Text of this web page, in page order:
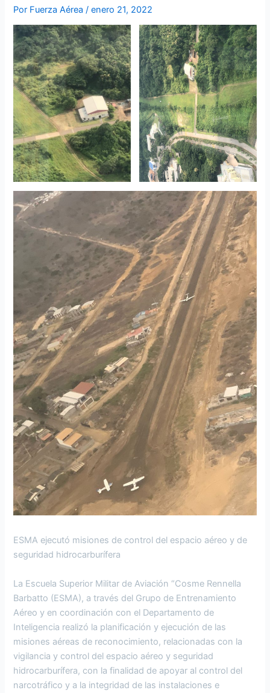
Por Fuerza Aérea/enero 21, 2022
ESMA ejecutó misiones de control del espacio aéreo y de
seguridad hidrocarburífera
La Escuela Superior Militar de Aviación “Cosme Rennella
Barbatto (ESMA), a través del Grupo de Entrenamiento
Aéreo y en coordinación con el Departamento de
Inteligencia realizó la planificación y ejecución de las
misiones aéreas de reconocimiento, relacionadas con la
vigilancia y control del espacio aéreo y seguridad
hidrocarburífera, con la finalidad de apoyar al control del
narcotráfico y a la integridad de las instalaciones e